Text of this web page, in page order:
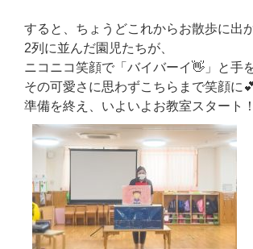
すると、ちょうどこれからお散歩に出
2列に並んだ園児たちが、
ニコニコ笑顔で「バイバーイ👋」と手
その可愛さに思わずこちらまで笑顔に
準備を終え、いよいよお教室スタート！